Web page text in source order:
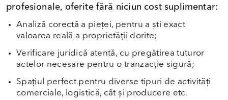
profesionale, oferite fără niciun cost suplimentar:
Analiză corectă a pieței, pentru a ști exact
valoarea reală a proprietății dorite;
Verificare juridică atentă, cu pregătirea tuturor
actelor necesare pentru o tranzacție sigură;
Spațiul perfect pentru diverse tipuri de activități
comerciale, logistică, cât și producere etc.